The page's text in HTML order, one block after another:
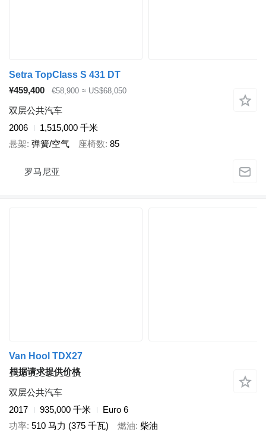
Setra TopClass S 431 DT
¥459,400
€58,900 ≈ US$68,050
双层公共汽车
2006
1,515,000 千米
悬架 弹簧/空气 座椅数 85
罗马尼亚
Van Hool TDX27
根据请求提供价格
双层公共汽车
2017
935,000 千米
Euro 6
功率 510 马力 (375 千瓦) 燃油 柴油